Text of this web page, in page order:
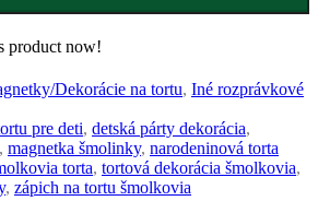
product now!
Dekorácie na tortu, Iné rozprávkové
pre deti, detská párty dekorácia,
, magnetka šmolinky, narodeninová torta
torta, tortová dekorácia šmolkovia,
, zápich na tortu šmolkovia